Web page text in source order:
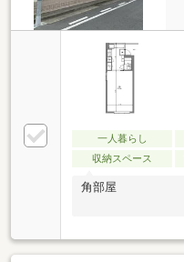
一人暮らし
収納スペース
角部屋